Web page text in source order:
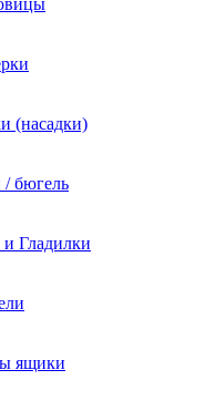
(насадки)
/ бюгель
и Гладилки
ящики